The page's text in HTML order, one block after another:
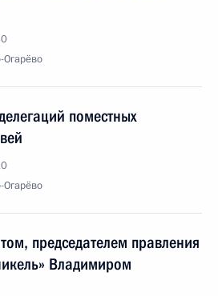
Огарёво
поместных
Огарёво
председателем правления
Владимиром